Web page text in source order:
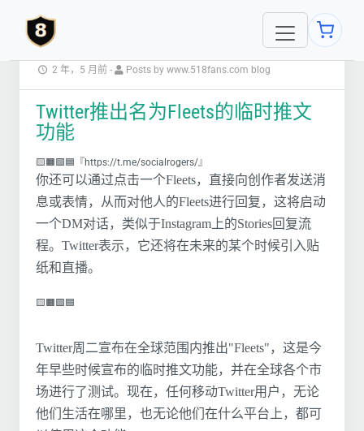
2 年，5 月前 - Posts by www.518fans.com blog
Twitter推出名为Fleets的临时推文
功能
🟨🟧🟩🟦『https://t.me/socialrogers/』
你还可以通过点击一个Fleets，直接向创作者发送消
息或表情，从而对他人的Fleets进行回复，这将启动
一个DM对话，类似于Instagram上的Stories回复流
程。Twitter表示，它还将在未来的某个时候引入贴
纸和直播。
🟨🟧🟩🟦
Twitter周二宣布在全球范围内推出"Fleets"，这是今
年早些时候宣布的临时推文功能，并在全球各个市
场进行了测试。现在，任何移动Twitter用户，无论
他们生活在哪里，也无论他们在什么平台上，都可